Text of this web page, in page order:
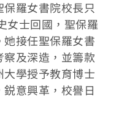
羅女書院校長只
女士回國，聖保羅
接任聖保羅女書
及深造，並籌款
學授予教育博士
意興革，校譽日